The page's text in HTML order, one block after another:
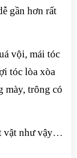
gần hơn rất
vội, mái tóc
tóc lòa xòa
mày, trông có
vật như vậy…